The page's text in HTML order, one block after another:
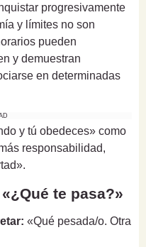
progresivamente
y límites no son
pueden
y demuestran
en determinadas
y tú obedeces» como
responsabilidad,
te pasa?»
«Qué pesada/o. Otra